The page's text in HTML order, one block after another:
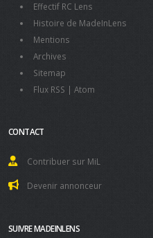
Effectif RC Lens
Histoire de MadeInLens
Mentions
Archives
Sitemap
Flux RSS | Atom
CONTACT
Contribuer sur MiL
Devenir annonceur
SUIVRE MADEINLENS